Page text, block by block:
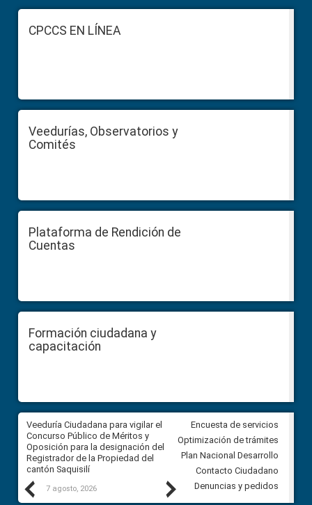
FooterCPCCS EN LÍNEA
Veedurías, Observatorios y
Comités
Plataforma de Rendición de
Cuentas
Formación ciudadana y
capacitación
Previous
Veeduría Ciudadana para vigilar el
Concurso Público de Méritos y
Oposición para la designación del
Registrador de la Propiedad del
cantón Saquisilí
7 agosto, 2026
Veeduría Ciudadana para
construcción del asfaltado de
Ballenita del cantón Santa
7 agosto, 2026
Next
Encuesta de servicios
Optimización de trámites
Plan Nacional Desarrollo
Contacto Ciudadano
Denuncias y pedidos